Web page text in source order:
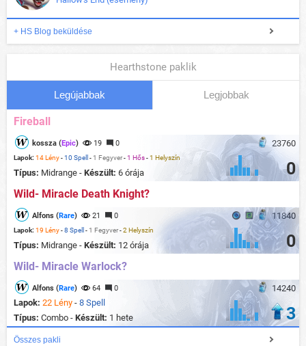
+ HS Blog beküldése
Hearthstone paklik
Legújabbak Legjobbak
Fireball
23760
kossza (Epic) 19 0
Lapok: 14 Lény-10 Spell - 1 Fegyver-1 Hős-1 Helyszín
Típus: Midrange - Készült: 6 órája 0
Wild- Miracle Death Knight?
11840
Alfons (Rare) 21 0
Lapok: 19 Lény-8 Spell - 1 Fegyver-2 Helyszín
Típus: Midrange - Készült: 12 órája 0
Wild- Miracle Warlock?
14240
Alfons (Rare) 64 0
Lapok: 22 Lény - 8 Spell
Típus: Combo - Készült: 1 hete 3
Összes pakli